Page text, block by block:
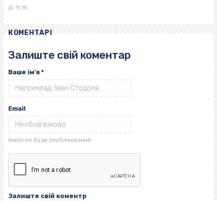
11:15
КОМЕНТАРІ
Залиште свій коментар
Ваше ім'я *
Email
Залиште свій коментр